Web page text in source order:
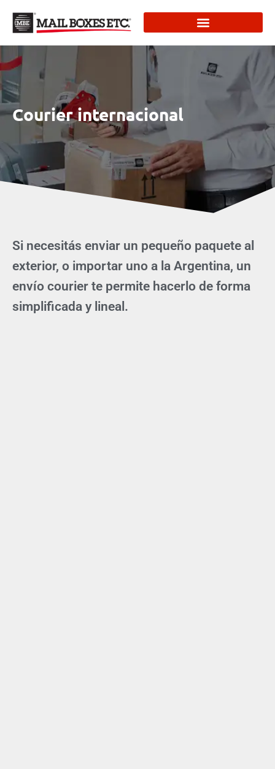
Courier internacional
Si necesitás enviar un pequeño paquete al
exterior, o importar uno a la Argentina, un
envío courier te permite hacerlo de forma
simplificada y lineal.